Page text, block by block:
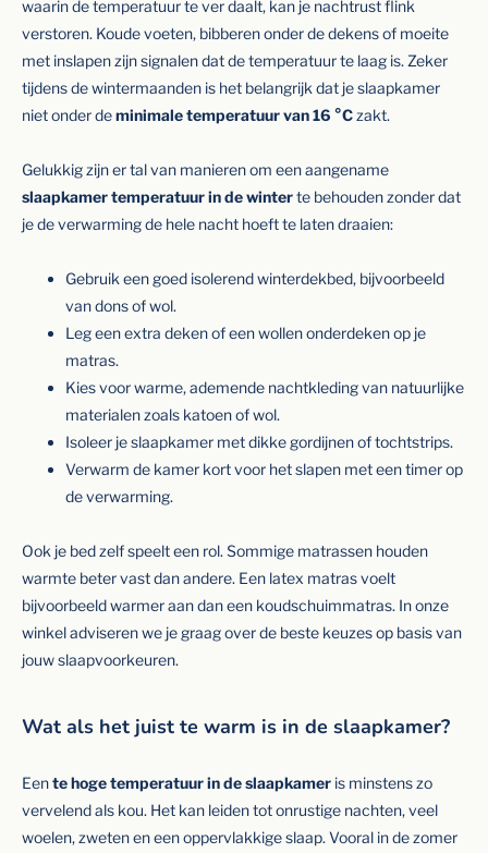
waarin de temperatuur te ver daalt, kan je nachtrust flink
verstoren. Koude voeten, bibberen onder de dekens of moeite
met inslapen zijn signalen dat de temperatuur te laag is. Zeker
tijdens de wintermaanden is het belangrijk dat je slaapkamer
niet onder deminimale temperatuur van 16 °C zakt.
Gelukkig zijn er tal van manieren om een aangename
slaapkamer temperatuur in de winterte behouden zonder dat
je de verwarming de hele nacht hoeft te laten draaien:
Gebruik een goed isolerend winterdekbed, bijvoorbeeld
van dons of wol.
Leg een extra deken of een wollen onderdeken op je
matras.
Kies voor warme, ademende nachtkleding van natuurlijke
materialen zoals katoen of wol.
Isoleer je slaapkamer met dikke gordijnen of tochtstrips.
Verwarm de kamer kort voor het slapen met een timer op
de verwarming.
Ook je bed zelf speelt een rol. Sommige matrassen houden
warmte beter vast dan andere. Een latex matras voelt
bijvoorbeeld warmer aan dan een koudschuimmatras. In onze
winkel adviseren we je graag over de beste keuzes op basis van
jouw slaapvoorkeuren.
Wat als het juist te warm is in de slaapkamer?
Eente hoge temperatuur in de slaapkamer is minstens zo
vervelend als kou. Het kan leiden tot onrustige nachten, veel
woelen, zweten en een oppervlakkige slaap. Vooral in de zomer